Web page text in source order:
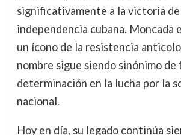
significativamente a la victoria de
independencia cubana. Moncada
un ícono de la resistencia
nombre sigue siendo sinónimo de
determinación en la lucha por la
nacional.
Hoy en día, su legado continúa